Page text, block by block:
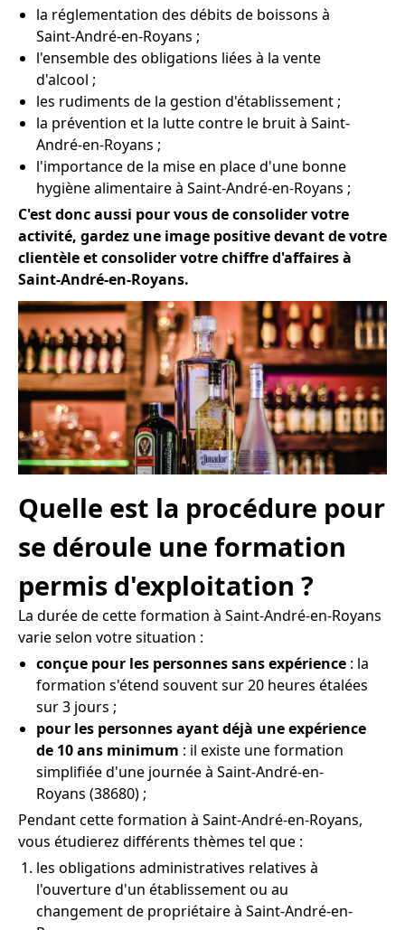
la réglementation des débits de boissons à
Saint-André-en-Royans ;
l'ensemble des obligations liées à la vente
d'alcool ;
les rudiments de la gestion d'établissement ;
la prévention et la lutte contre le bruit à Saint-
André-en-Royans ;
l'importance de la mise en place d'une bonne
hygiène alimentaire à Saint-André-en-Royans ;
C'est donc aussi pour vous de consolider votre
activité, gardez une image positive devant de votre
clientèle et consolider votre chiffre d'affaires à
Saint-André-en-Royans.
Quelle est la procédure pour
se déroule une formation
permis d'exploitation ?
La durée de cette formation à Saint-André-en-Royans
varie selon votre situation :
conçue pour les personnes sans expérience : la
formation s'étend souvent sur 20 heures étalées
sur 3 jours ;
pour les personnes ayant déjà une expérience
de 10 ans minimum : il existe une formation
simplifiée d'une journée à Saint-André-en-
Royans (38680) ;
Pendant cette formation à Saint-André-en-Royans,
vous étudierez différents thèmes tel que :
les obligations administratives relatives à
l'ouverture d'un établissement ou au
changement de propriétaire à Saint-André-en-